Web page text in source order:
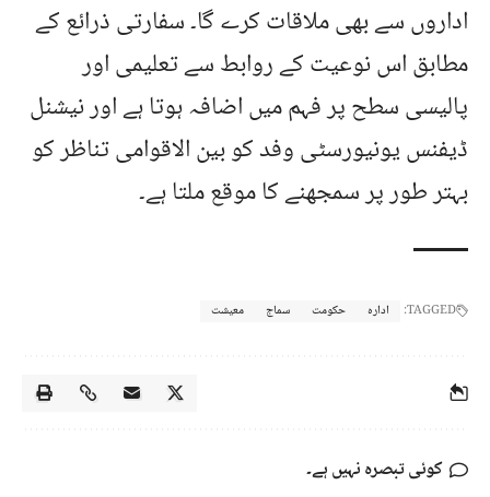
اداروں سے بھی ملاقات کرے گا۔ سفارتی ذرائع کے
مطابق اس نوعیت کے روابط سے تعلیمی اور
پالیسی سطح پر فہم میں اضافہ ہوتا ہے اور نیشنل
ڈیفنس یونیورسٹی وفد کو بین الاقوامی تناظر کو
بہتر طور پر سمجھنے کا موقع ملتا ہے۔
TAGGED: ادارہ حکومت سماج معیشت
کوئی تبصرہ نہیں ہے۔